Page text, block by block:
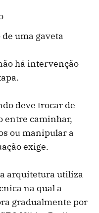
uma gaveta
há intervenção
deve trocar de
entre caminhar,
ou manipular a
exige.
arquitetura utiliza
na qual a
gradualmente por